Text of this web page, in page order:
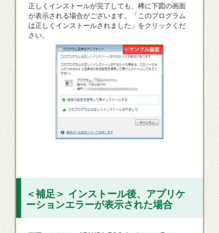
正しくインストールが完了しても、稀に下図の画面
が表示される場合がございます。「このプログラム
は正しくインストールされました」をクリックくだ
さい。
＜補足＞ インストール後、アプリケ
ーションエラーが表示された場合